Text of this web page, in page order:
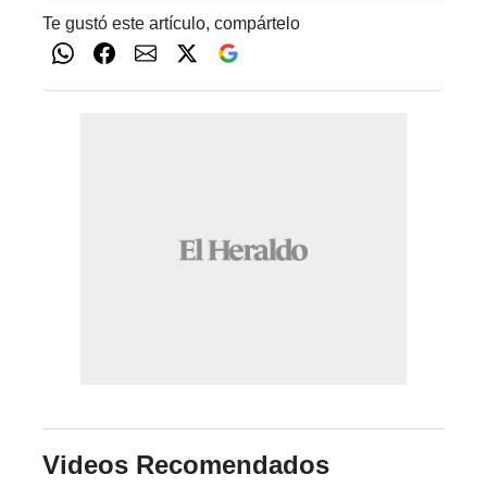
Te gustó este artículo, compártelo
Videos Recomendados